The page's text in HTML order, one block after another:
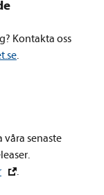
Kontakta oss
.
senaste
.